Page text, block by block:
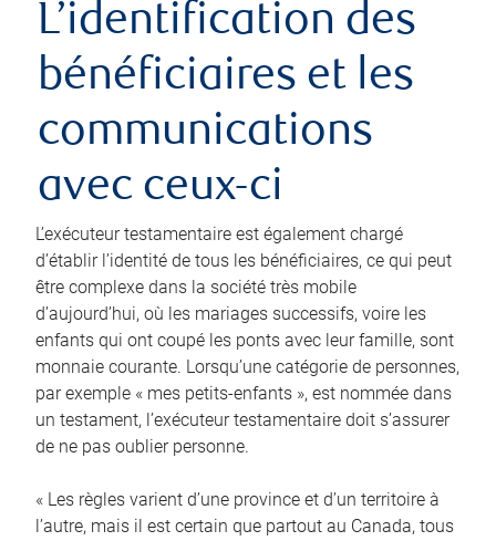
L’identification des
bénéficiaires et les
communications
avec ceux-ci
L’exécuteur testamentaire est également chargé
d’établir l’identité de tous les bénéficiaires, ce qui peut
être complexe dans la société très mobile
d’aujourd’hui, où les mariages successifs, voire les
enfants qui ont coupé les ponts avec leur famille, sont
monnaie courante. Lorsqu’une catégorie de personnes,
par exemple « mes petits-enfants », est nommée dans
un testament, l’exécuteur testamentaire doit s’assurer
de ne pas oublier personne.
« Les règles varient d’une province et d’un territoire à
l’autre, mais il est certain que partout au Canada, tous